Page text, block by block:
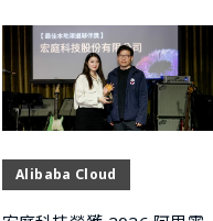
Alibaba Cloud